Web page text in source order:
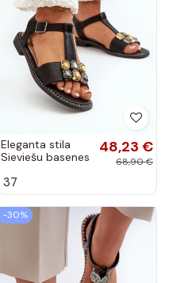
Eleganta stila
Sieviešu basenes
Detalami S.Barski
melnas krāsas
48,23 €
68,90 €
37
-30%